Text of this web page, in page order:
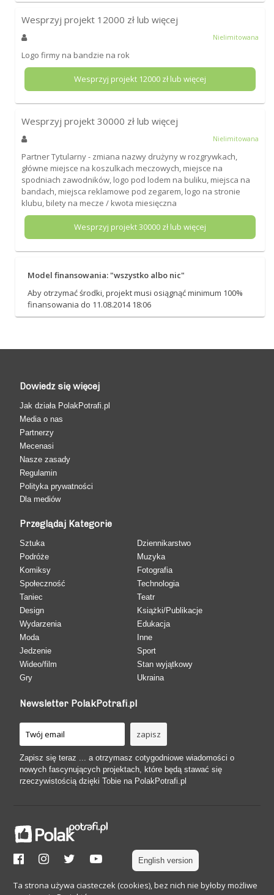
Wesprzyj projekt 12000 zł lub więcej
Nielimitowana
Logo firmy na bandzie na rok
Wesprzyj projekt 12000zł lub więcej
Wesprzyj projekt 30000 zł lub więcej
Nielimitowana
Partner Tytularny - zmiana nazwy drużyny w rozgrywkach,
główne miejsce na koszulkach meczowych, miejsce na
spodniach zawodników, logo pod lodem na buliku, miejsca na
bandach, miejsca reklamowe pod zegarem, logo na stronie
klubu, bilety na mecze / kwota miesięczna
Wesprzyj projekt30000zł lub więcej
Model finansowania: "wszystko albo nic"
Aby otrzymać środki, projekt musi osiągnąć minimum 100%
finansowania do 11.08.2014 18:06
Dowiedz się więcej
Jak działa PolakPotrafi.pl
Media o nas
Partnerzy
Mecenasi
Nasze zasady
Regulamin
Polityka prywatności
Dla mediów
Przeglądaj Kategorie
Sztuka
Podróże
Komiksy
Społeczność
Taniec
Design
Wydarzenia
Moda
Jedzenie
Wideo/film
Gry
Dziennikarstwo
Muzyka
Fotografia
Technologia
Teatr
Książki/Publikacje
Edukacja
Inne
Sport
Stan wyjątkowy
Ukraina
Newsletter PolakPotrafi.pl
Zapisz się teraz ... a otrzymasz cotygodniowe wiadomości o
nowych fascynujących projektach, które będą stawać się
rzeczywistością dzięki Tobie na PolakPotrafi.pl
English version
Ta strona używa ciasteczek (cookies), bez nich nie byłoby możliwe